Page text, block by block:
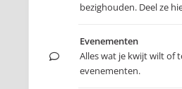
bezighouden. Deel ze
Evenementen
Alles wat je kwijt wilt of
evenementen.